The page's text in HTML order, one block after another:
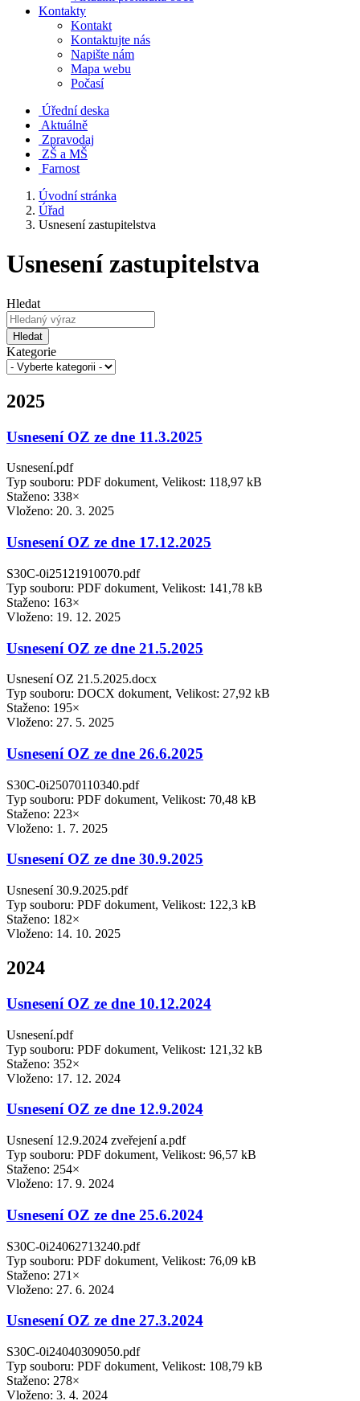
Kontakty
Kontakt
Kontaktujte nás
Napište nám
Mapa webu
Počasí
Úřední deska
Aktuálně
Zpravodaj
ZŠ a MŠ
Farnost
Úvodní stránka
Úřad
Usnesení zastupitelstva
Usnesení zastupitelstva
Hledat
Hledat
Kategorie
2025
Usnesení OZ ze dne 11.3.2025
Usnesení.pdf
Typ souboru: PDF dokument, Velikost: 118,97 kB
Staženo: 338×
Vloženo: 20. 3. 2025
Usnesení OZ ze dne 17.12.2025
S30C-0i25121910070.pdf
Typ souboru: PDF dokument, Velikost: 141,78 kB
Staženo: 163×
Vloženo: 19. 12. 2025
Usnesení OZ ze dne 21.5.2025
Usnesení OZ 21.5.2025.docx
Typ souboru: DOCX dokument, Velikost: 27,92 kB
Staženo: 195×
Vloženo: 27. 5. 2025
Usnesení OZ ze dne 26.6.2025
S30C-0i25070110340.pdf
Typ souboru: PDF dokument, Velikost: 70,48 kB
Staženo: 223×
Vloženo: 1. 7. 2025
Usnesení OZ ze dne 30.9.2025
Usnesení 30.9.2025.pdf
Typ souboru: PDF dokument, Velikost: 122,3 kB
Staženo: 182×
Vloženo: 14. 10. 2025
2024
Usnesení OZ ze dne 10.12.2024
Usnesení.pdf
Typ souboru: PDF dokument, Velikost: 121,32 kB
Staženo: 352×
Vloženo: 17. 12. 2024
Usnesení OZ ze dne 12.9.2024
Usnesení 12.9.2024 zveřejení a.pdf
Typ souboru: PDF dokument, Velikost: 96,57 kB
Staženo: 254×
Vloženo: 17. 9. 2024
Usnesení OZ ze dne 25.6.2024
S30C-0i24062713240.pdf
Typ souboru: PDF dokument, Velikost: 76,09 kB
Staženo: 271×
Vloženo: 27. 6. 2024
Usnesení OZ ze dne 27.3.2024
S30C-0i24040309050.pdf
Typ souboru: PDF dokument, Velikost: 108,79 kB
Staženo: 278×
Vloženo: 3. 4. 2024